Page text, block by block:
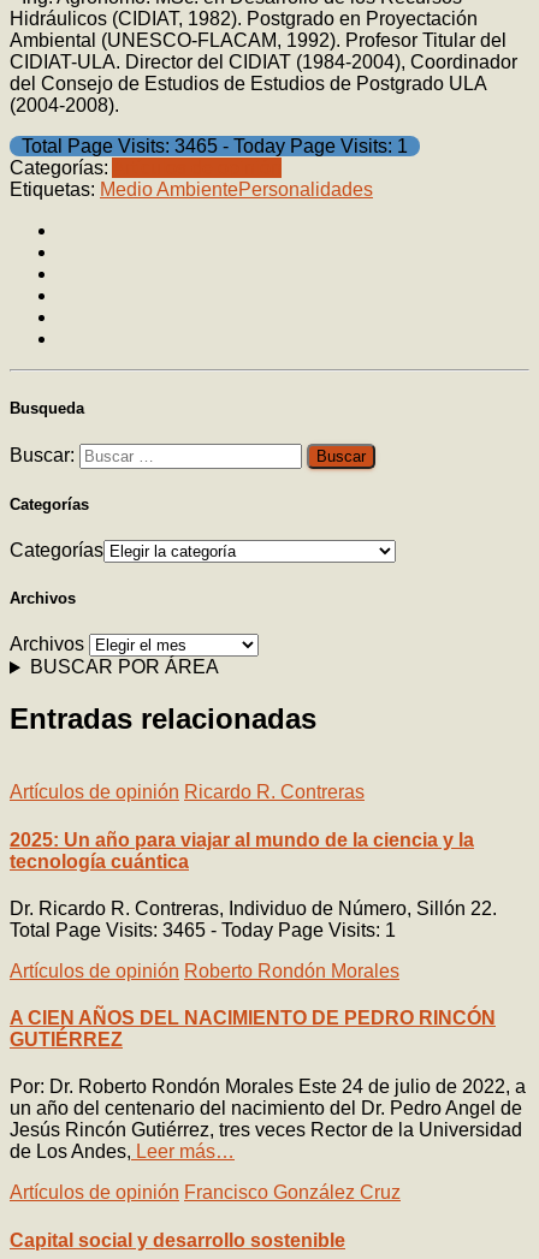
Hidráulicos (CIDIAT, 1982). Postgrado en Proyectación
Ambiental (UNESCO-FLACAM, 1992). Profesor Titular del
CIDIAT-ULA. Director del CIDIAT (1984-2004), Coordinador
del Consejo de Estudios de Estudios de Postgrado ULA
(2004-2008).
Total Page Visits: 3465 - Today Page Visits: 1
Categorías:
Etiquetas: Medio AmbientePersonalidades
Busqueda
Buscar:
Categorías
Categorías
Archivos
Archivos
BUSCAR POR ÁREA
Entradas relacionadas
Artículos de opinión Ricardo R. Contreras
2025: Un año para viajar al mundo de la ciencia y la
tecnología cuántica
Dr. Ricardo R. Contreras, Individuo de Número, Sillón 22.
Total Page Visits: 3465 - Today Page Visits: 1
Artículos de opinión Roberto Rondón Morales
A CIEN AÑOS DEL NACIMIENTO DE PEDRO RINCÓN
GUTIÉRREZ
Por: Dr. Roberto Rondón Morales Este 24 de julio de 2022, a
un año del centenario del nacimiento del Dr. Pedro Angel de
Jesús Rincón Gutiérrez, tres veces Rector de la Universidad
de Los Andes, Leer más…
Artículos de opinión Francisco González Cruz
Capital social y desarrollo sostenible